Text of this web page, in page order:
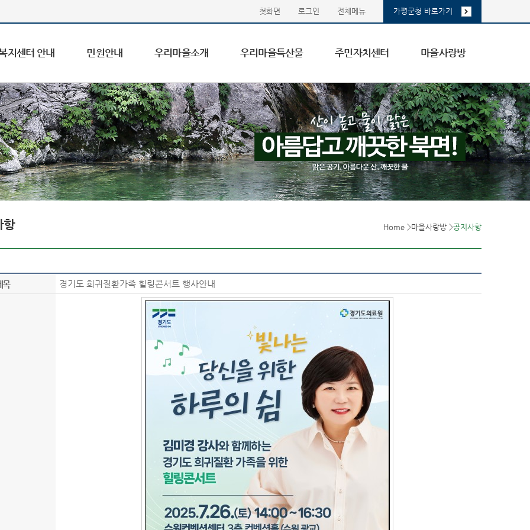
첫화면 로그인 전체메뉴 가평군청 바로가기
지센터 안내 민원안내 우리마을소개 우리마을특산물 주민자치센터 마을사랑방
항 Home >마을사랑방 >공지사항
목 경기도 희귀질환가족 힐링콘서트 행사안내